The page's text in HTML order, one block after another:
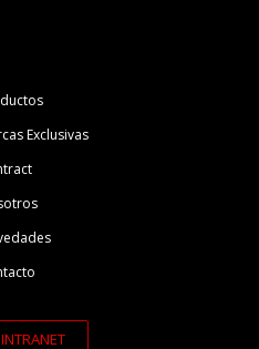
Exclusivas
INTRANET